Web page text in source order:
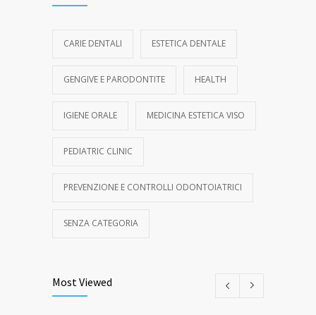
CARIE DENTALI ESTETICA DENTALE
GENGIVE E PARODONTITE HEALTH
IGIENE ORALE MEDICINA ESTETICA VISO
PEDIATRIC CLINIC
PREVENZIONE E CONTROLLI ODONTOIATRICI
SENZA CATEGORIA
Most Viewed